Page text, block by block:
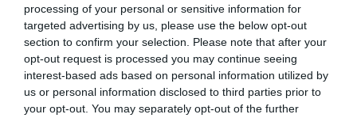
processing of your personal or sensitive information for
targeted advertising by us, please use the below opt-out
section to confirm your selection. Please note that after your
opt-out request is processed you may continue seeing
interest-based ads based on personal information utilized by
us or personal information disclosed to third parties prior to
your opt-out. You may separately opt-out of the further
More
221 176 104
11 h 46 min